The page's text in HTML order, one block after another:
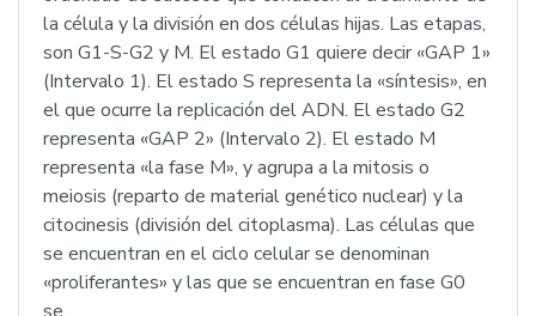
la célula y la división en dos células hijas. Las etapas,
son G1-S-G2 y M. El estado G1 quiere decir «GAP 1»
(Intervalo 1). El estado S representa la «síntesis», en
el que ocurre la replicación del ADN. El estado G2
representa «GAP 2» (Intervalo 2). El estado M
representa «la fase M», y agrupa a la mitosis o
meiosis (reparto de material genético nuclear) y la
citocinesis (división del citoplasma). Las células que
se encuentran en el ciclo celular se denominan
«proliferantes» y las que se encuentran en fase G0